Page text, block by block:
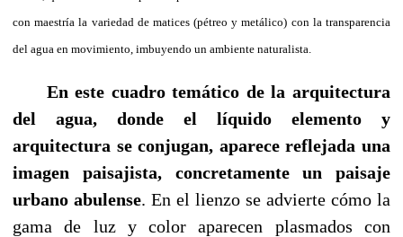
con maestría la variedad de matices (pétreo y metálico) con la transparencia
del agua en movimiento, imbuyendo un ambiente naturalista.
En este cuadro temático de la arquitectura
del agua, donde el líquido elemento y
arquitectura se conjugan, aparece reflejada una
imagen paisajista, concretamente un paisaje
urbano abulense. En el lienzo se advierte cómo la
gama de luz y color aparecen plasmados con